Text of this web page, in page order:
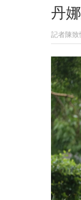
丹
記者陳致